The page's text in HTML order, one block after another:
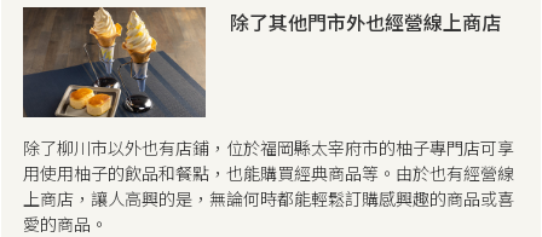
除了其他門市外也經營線上商店
除了柳川市以外也有店鋪，位於福岡縣太宰府市的柚子專門店可享
用使用柚子的飲品和餐點，也能購買經典商品等。由於也有經營線
上商店，讓人高興的是，無論何時都能輕鬆訂購感興趣的商品或喜
愛的商品。